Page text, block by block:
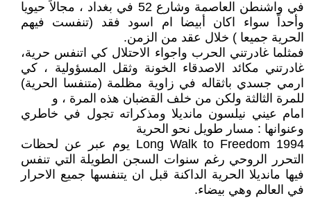
في واشنطن العاصمة وشارع 52 في بغداد ، مجالاً حيويا
وأحداً سواء اكان أبيضا ام اسود فقد (تنفست فيهم
الحرية جميعا ) خلال عقد من الزمن.
فمثلما غادرتني الحرب واجواء الاحتلال كي اتنفس حرية،
غادرتني مكائد الاصدقاء الخونة وثقل المسؤولية ، كي
ارمي جسدي باثقاله في زاوية مظلمة (متنفسا الحرية)
للمرة الثالثة ولكن من خلف القضبان هذه المرة ، و
امام عيني نيلسون مانديلا ومذكراته تجول في خاطري
وعنوانها : مسار طويل نحو الحرية
‏Long Walk to Freedom 1994 يوم عبر عن لحظات
التحرر الروحي رغم سنوات السجن الطويلة التي تنفس
فيها مانديلا الحرية الداكنة قبل ان يتنفسها جميع الاحرار
في العالم وهي بيضاء.